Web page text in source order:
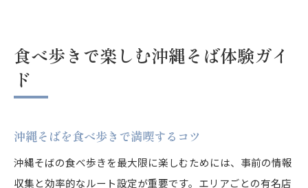
食べ歩きで楽しむ沖縄そば体験ガイ
ド
沖縄そばを食べ歩きで満喫するコツ
沖縄そばの食べ歩きを最大限に楽しむためには、事前の情報
収集と効率的なルート設定が重要です。エリアごとの有名店